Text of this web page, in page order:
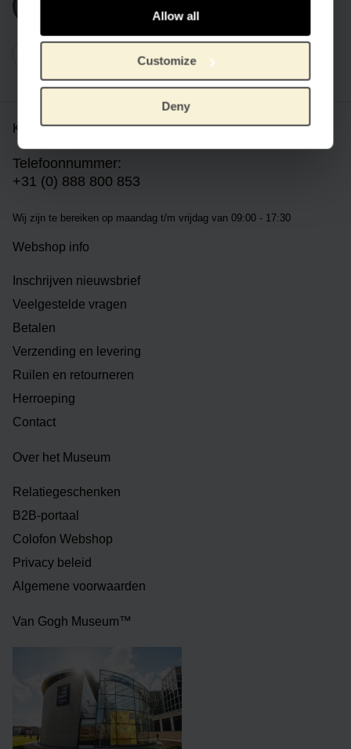
Allow all
Customize
Deny
Klantenservice
Telefoonnummer:
+31 (0) 888 800 853
Wij zijn te bereiken op maandag t/m vrijdag van 09:00 - 17:30
Webshop info
Inschrijven nieuwsbrief
Veelgestelde vragen
Betalen
Verzending en levering
Ruilen en retourneren
Herroeping
Contact
Over het Museum
Relatiegeschenken
B2B-portaal
Colofon Webshop
Privacy beleid
Algemene voorwaarden
Van Gogh Museum™